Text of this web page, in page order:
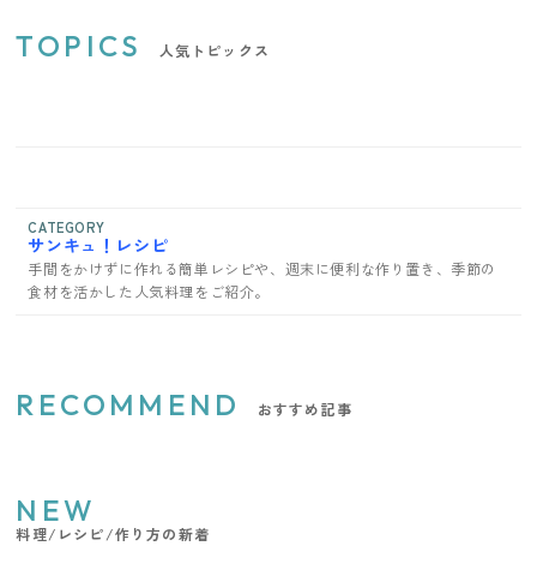
TOPICS 人気トピックス
CATEGORY
サンキュ！レシピ
手間をかけずに作れる簡単レシピや、週末に便利な作り置き、季節の
食材を活かした人気料理をご紹介。
RECOMMEND おすすめ記事
NEW
料理/レシピ/作り方の新着